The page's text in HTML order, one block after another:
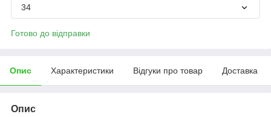
34
Готово до відправки
Опис Характеристики Відгуки про товар Доставка
Опис